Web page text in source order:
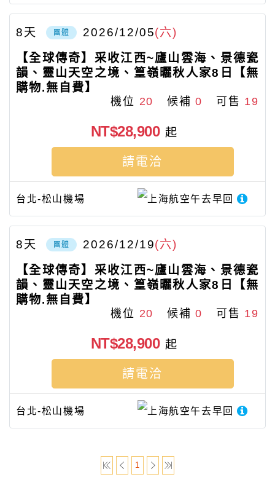
團體 2026/12/05(六)
8天
【全球傳奇】采收江西~廬山雲海、景德瓷
韻、靈山天空之境、篁嶺曬秋人家8日【無
購物.無自費】
機位 20 候補0 可售 19
台北-松山機場 上海航空午去早回
NT$28,900 起
請電洽
團體 2026/12/19(六)
8天
【全球傳奇】采收江西~廬山雲海、景德瓷
韻、靈山天空之境、篁嶺曬秋人家8日【無
購物.無自費】
機位 20 候補0 可售 19
台北-松山機場 上海航空午去早回
NT$28,900 起
請電洽
1